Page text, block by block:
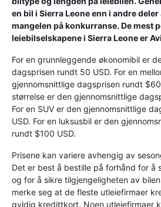
en bil i Sierra Leone enn i andre
mangelen på konkurranse. De mest
leiebilselskapene i Sierra Leone er
For en grunnleggende økonomibil er
dagsprisen rundt 50 USD. For en
gjennomsnittlige dagsprisen rundt
størrelse er den gjennomsnittlige
For en SUV er den gjennomsnittlige
USD. For en luksusbil er den
rundt $100 USD.
Prisene kan variere avhengig av
Det er best å bestille på forhånd for å
og for å sikre tilgjengeligheten av
merke seg at de fleste utleiefirmaer
gyldig kredittkort. Noen utleiefirmaer